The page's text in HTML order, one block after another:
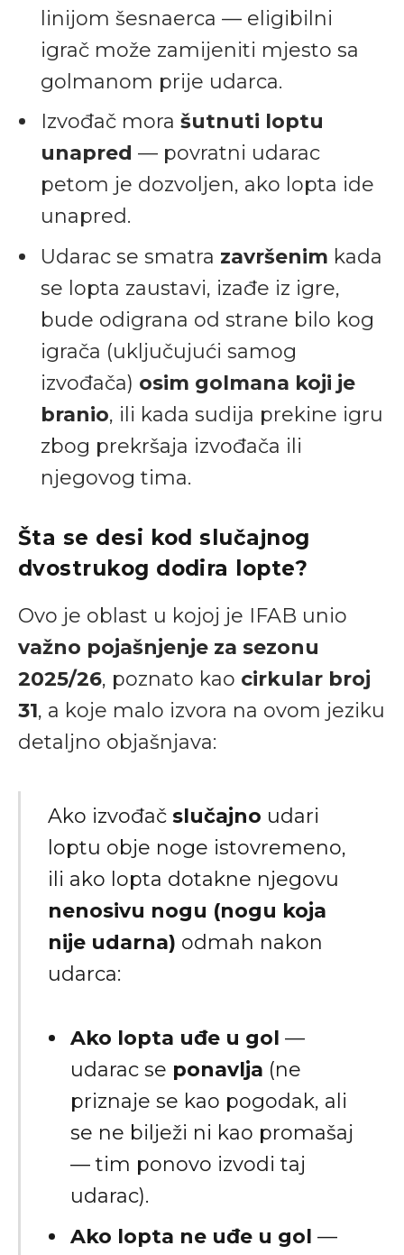
linijom šesnaerca — eligibilni
igrač može zamijeniti mjesto sa
golmanom prije udarca.
Izvođač mora šutnuti loptu
unapred — povratni udarac
petom je dozvoljen, ako lopta ide
unapred.
Udarac se smatra završenim kada
se lopta zaustavi, izađe iz igre,
bude odigrana od strane bilo kog
igrača (uključujući samog
izvođača) osim golmana koji je
branio, ili kada sudija prekine igru
zbog prekršaja izvođača ili
njegovog tima.
Šta se desi kod slučajnog
dvostrukog dodira lopte?
Ovo je oblast u kojoj je IFAB unio
važno pojašnjenje za sezonu
2025/26, poznato kao cirkular broj
31, a koje malo izvora na ovom jeziku
detaljno objašnjava:
Ako izvođačslučajno udari
loptu obje noge istovremeno,
ili ako lopta dotakne njegovu
nenosivu nogu (nogu koja
nije udarna) odmah nakon
udarca:
Ako lopta uđe u gol —
udarac se ponavlja (ne
priznaje se kao pogodak, ali
se ne bilježi ni kao promašaj
— tim ponovo izvodi taj
udarac).
Ako lopta ne uđe u gol —